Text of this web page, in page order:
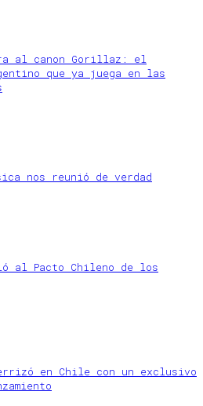
al canon Gorillaz: el
que ya juega en las
nos reunió de verdad
al Pacto Chileno de los
en Chile con un exclusivo